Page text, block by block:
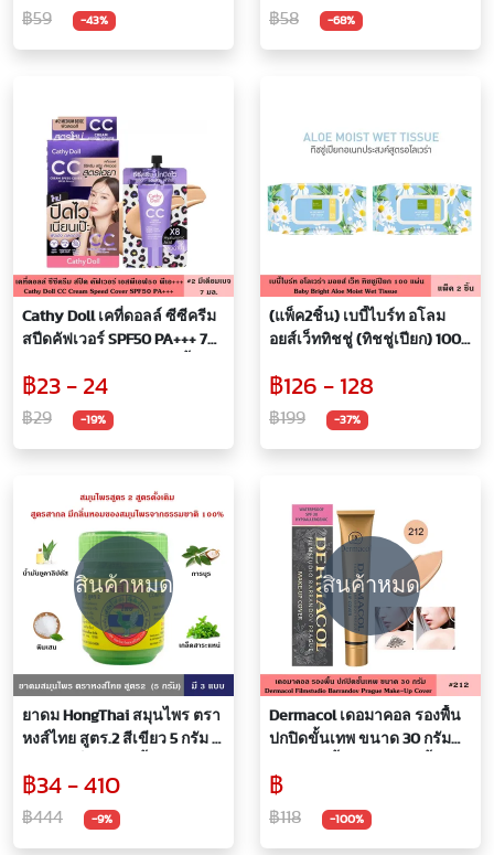
อาการอันเนื่องจากหวัด ช่วย
ทำให้รู้สึกผ่อนคลาย หายใจ
฿59 -43%
หน้า Hydrating Mask Sheet
฿58 -68%
Cathy Doll เคที่ดอลล์ ซีซีครีม
สปีดคัฟเวอร์ SPF50 PA+++ 7
รอยดำ ครีม ครีมรองพื้น ครีม
แต่งหน้า CC Cream
฿23 - 24
฿29 -19%
(แพ็ค2ชิ้น) เบบี้ไบร์ท อโลม
อยส์เว็ททิชชู่ (ทิชชู่เปียก) 100
฿126 - 128
฿199 -37%
สินค้าหมด
ยาดม HongThai สมุนไพร ตรา
หงส์ไทย สูตร.2 สีเขียว 5 กรัม 1
สมุนไพร สูตรดั้งเดิม กระปุก
เขียว ของแท้ หอมสมุนไพรจาก
ธรรมชาติ 100%
฿34 - 410
฿444 -9%
สินค้าหมด
Dermacol เดอมาคอล รองพื้น
ปกปิดขั้นเทพ ขนาด 30 กรัม
รอยสัก กันน้ำ กันแดด SPF30
เนื้อครีมเกลี่ยง่าย เหมาะกับทุก
สภาพผิว กันน้ำ
฿
฿118 -100%